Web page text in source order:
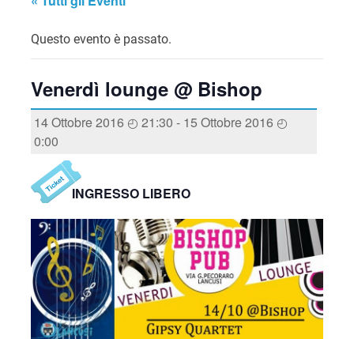
Questo evento è passato.
Venerdì lounge @ Bishop
14 Ottobre 2016 ◴ 21:30 - 15 Ottobre 2016 ◴
0:00
INGRESSO LIBERO